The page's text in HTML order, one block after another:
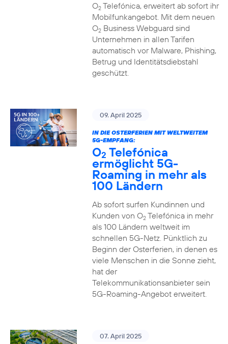
O2Telefónica, erweitert ab sofort ihr
Mobilfunkangebot. Mit dem neuen
O2Business Webguard sind
Unternehmen in allen Tarifen
automatisch vor Malware, Phishing,
Betrug und Identitätsdiebstahl
geschützt.
09. April 2025
IN DIE OSTERFERIEN MIT WELTWEITEM
5G-EMPFANG:
O2 Telefónica
ermöglicht 5G-
Roaming in mehr als
100 Ländern
Ab sofort surfen Kundinnen und
Kunden von O2Telefónica in mehr
als 100 Ländern weltweit im
schnellen 5G-Netz. Pünktlich zu
Beginn der Osterferien, in denen es
viele Menschen in die Sonne zieht,
hat der
Telekommunikationsanbieter sein
5G-Roaming-Angebot erweitert.
07. April 2025